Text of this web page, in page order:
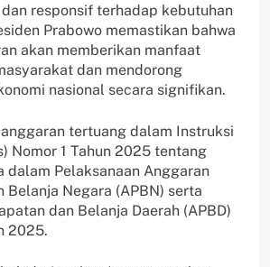
responsif terhadap kebutuhan
Prabowo memastikan bahwa
akan memberikan manfaat
dan mendorong
nasional secara signifikan.
tertuang dalam Instruksi
Nomor 1 Tahun 2025 tentang
dalam Pelaksanaan Anggaran
Belanja Negara (APBN) serta
dan Belanja Daerah (APBD)
2025.